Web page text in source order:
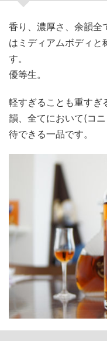
香り、濃厚さ、余韻全
はミディアムボディと
す。
優等生。
軽すぎることも重すぎ
韻、全てにおいて(コ
待できる一品です。